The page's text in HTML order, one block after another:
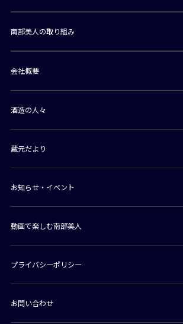
南部美人の取り組み
会社概要
酒造の人々
蔵元だより
お知らせ・イベント
動画で楽しむ南部美人
プライバシーポリシー
お問い合わせ